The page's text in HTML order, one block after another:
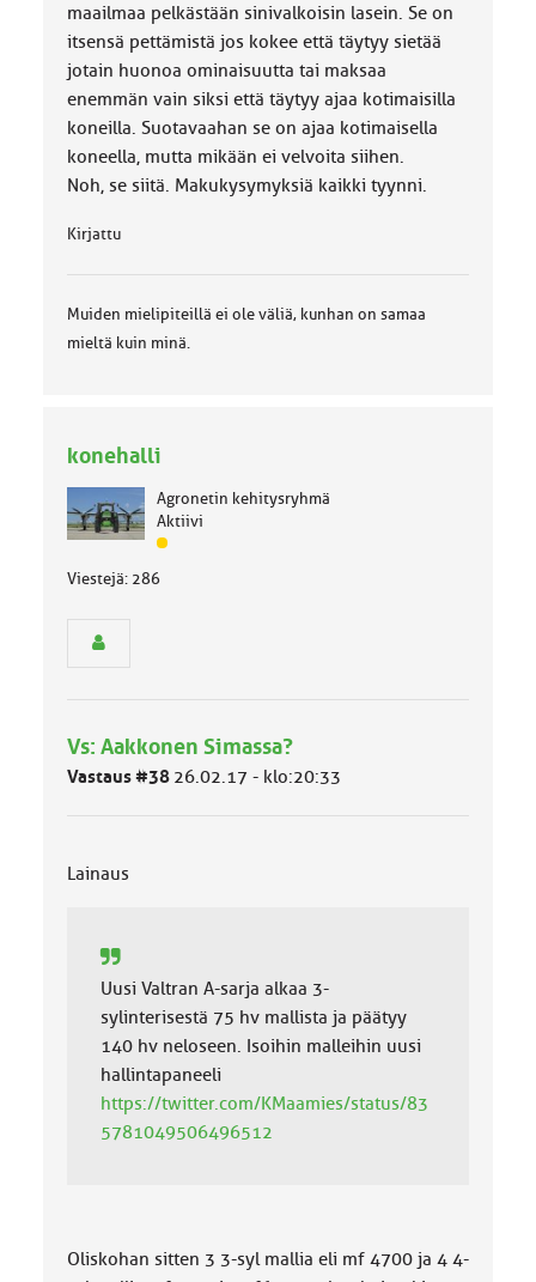
maailmaa pelkästään sinivalkoisin lasein. Se on
itsensä pettämistä jos kokee että täytyy sietää
jotain huonoa ominaisuutta tai maksaa
enemmän vain siksi että täytyy ajaa kotimaisilla
koneilla. Suotavaahan se on ajaa kotimaisella
koneella, mutta mikään ei velvoita siihen.
Noh, se siitä. Makukysymyksiä kaikki tyynni.
Kirjattu
Muiden mielipiteillä ei ole väliä, kunhan on samaa
mieltä kuin minä.
konehalli
Agronetin kehitysryhmä
Aktiivi
J
ä
ä
l
Viestejä: 286
Vs: Aakkonen Simassa?
Vastaus #38 26.02.17 - klo:20:33
Lainaus
Uusi Valtran A-sarja alkaa 3-
sylinterisestä 75 hv mallista ja päätyy
140 hv neloseen. Isoihin malleihin uusi
hallintapaneeli
https://twitter.com/KMaamies/status/83
5781049506496512
Oliskohan sitten 3 3-syl mallia eli mf 4700 ja 4 4-